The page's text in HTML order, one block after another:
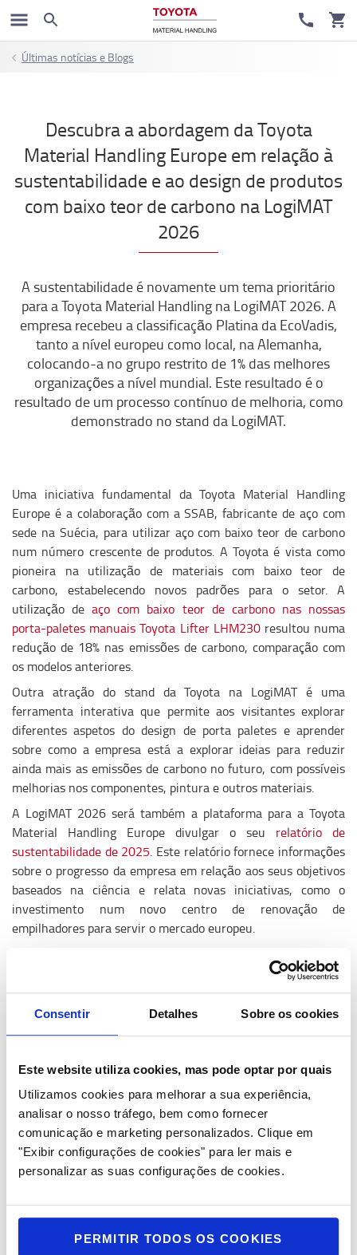
Consentir Detalhes Sobre os cookies
Este website utiliza cookies, mas pode optar por quais
Utilizamos cookies para melhorar a sua experiência,
analisar o nosso tráfego, bem como fornecer
comunicação e marketing personalizados. Clique em
"Exibir configurações de cookies" para ler mais e
personalizar as suas configurações de cookies.
PERMITIR TODOS OS COOKIES
Últimas notícias e Blogs
Descubra a abordagem da Toyota
Material Handling Europe em relação à
sustentabilidade e ao design de produtos
com baixo teor de carbono na LogiMAT
2026
A sustentabilidade é novamente um tema prioritário
para a Toyota Material Handling na LogiMAT 2026. A
empresa recebeu a classificação Platina da EcoVadis,
tanto a nível europeu como local, na Alemanha,
colocando-a no grupo restrito de 1% das melhores
organizações a nível mundial. Este resultado é o
resultado de um processo contínuo de melhoria, como
demonstrado no stand da LogiMAT.
Uma iniciativa fundamental da Toyota Material Handling
Europe é a colaboração com a SSAB, fabricante de aço com
sede na Suécia, para utilizar aço com baixo teor de carbono
num número crescente de produtos. A Toyota é vista como
pioneira na utilização de materiais com baixo teor de
carbono, estabelecendo novos padrões para o setor. A
utilização deaço com baixo teor de carbono nas nossas
porta-paletes manuais Toyota Lifter LHM230resultou numa
redução de 18% nas emissões de carbono, comparação com
os modelos anteriores.
Outra atração do stand da Toyota na LogiMAT é uma
ferramenta interativa que permite aos visitantes explorar
diferentes aspetos do design de porta paletes e aprender
sobre como a empresa está a explorar ideias para reduzir
ainda mais as emissões de carbono no futuro, com possíveis
melhorias nos componentes, pintura e outros materiais.
A LogiMAT 2026 será também a plataforma para a Toyota
Material Handling Europe divulgar o seu relatório de
sustentabilidade de 2025. Este relatório fornece informações
sobre o progresso da empresa em relação aos seus objetivos
baseados na ciência e relata novas iniciativas, como o
investimento num novo centro de renovação de
empilhadores para servir o mercado europeu.
acrescenta: “O foco na sustentabilidade é evidente em muitas
áreas do que estamos a apresentar no stand da LogiMAT este
ano. A segurança é uma questão crítica, por isso estamos a
inovadoras que fornecem soluções progressivas para
melhorar a segurança nas operações logísticas. Estamos
também a melhorar continuamente a eficiência energética
na nossa gama de produtos e há muitos exemplos em
exibição no evento deste ano, como o
novo Traigo80 de 3,5 a
5,0 toneladascom até 12% de poupança de energia em
comparação com os modelos anteriores.”